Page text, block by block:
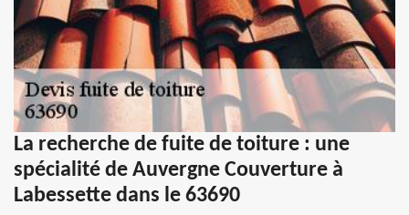
La recherche de fuite de toiture : une
spécialité de Auvergne Couverture à
Labessette dans le 63690